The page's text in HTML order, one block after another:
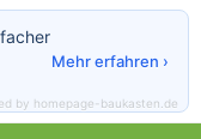
Mehr erfahren ›
by homepage-baukasten.de